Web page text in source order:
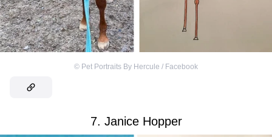
© Pet Portraits By Hercule / Facebook
7. Janice Hopper